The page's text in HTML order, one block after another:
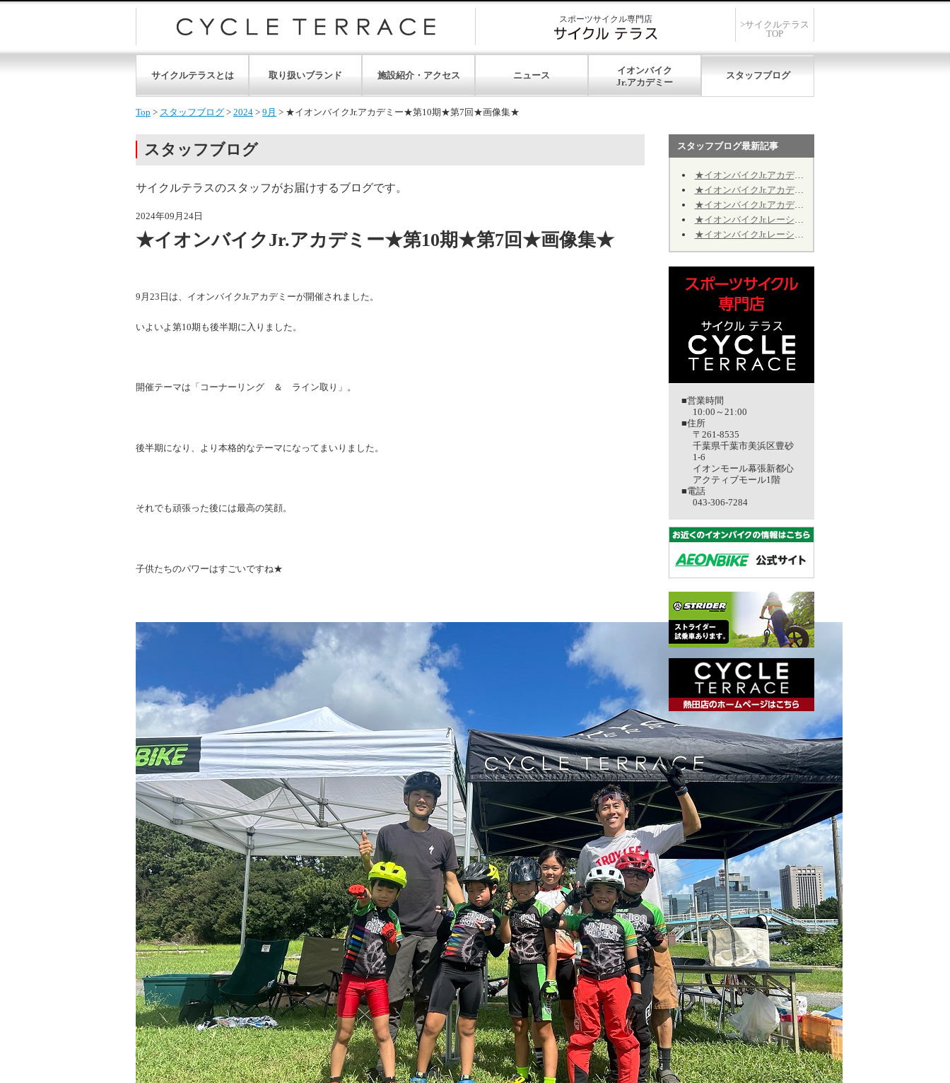
スポーツサイクル専門店
>サイクルテラス
TOP
サイクルテラスとは 取り扱いブランド 施設紹介・アクセス ニュース イオンバイク スタッフブログ
Top > スタッフブログ > 2024 > 9月 > ★イオンバイクJr.アカデミー★第10期★第7回★画像集★
スタッフブログ
サイクルテラスのスタッフがお届けするブログです。
2024年09月24日
★イオンバイクJr.アカデミー★第10期★第7回★画像集★
9月23日は、イオンバイクJr.アカデミーが開催されました。
いよいよ第10期も後半期に入りました。
開催テーマは「コーナーリング ＆ ライン取り」。
後半期になり、より本格的なテーマになってまいりました。
それでも頑張った後には最高の笑顔。
子供たちのパワーはすごいですね★
スタッフブログ最新記事
★イオンバイクJr.アカデミー★第12期★第５回★明日7/19、開催致します★
★イオンバイクJr.アカデミー★第12期★第４回★明日7/11、振り替え開催致します★
★イオンバイクJr.アカデミー★第12期★2026年9月の開催日程のお知らせ
★イオンバイクJr.レーシング★第10期★2026年9月の予定★～Jr.アカデミーではありません～
★イオンバイクJr.レーシング★第10期★後半期ご継続のお手続きについて★※Jr.アカデミーではありません
■営業時間
10:00～21:00
■住所
〒261-8535
千葉県千葉市美浜区豊砂
1-6
イオンモール幕張新都心
アクティブモール1階
■電話
043-306-7284